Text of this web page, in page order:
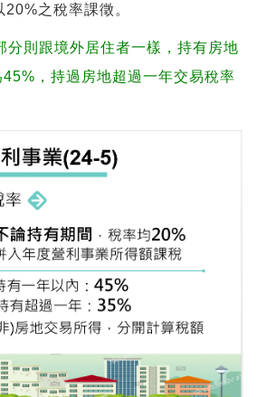
之稅率課徵。
分則跟境外居住者一樣，持有房地
，持過房地超過一年交易稅率